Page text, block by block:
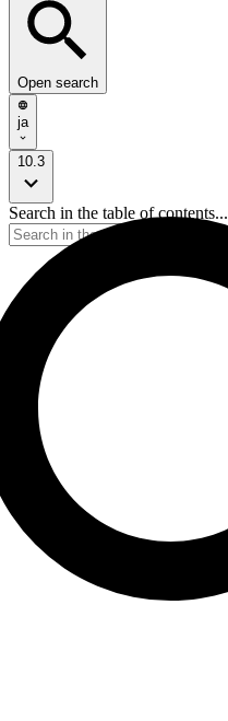
Open search
ja
10.3
Search in the table of contents...